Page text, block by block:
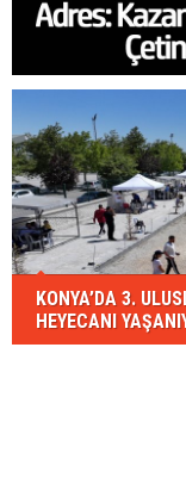
KONYA’DA 3.
HEYECANI